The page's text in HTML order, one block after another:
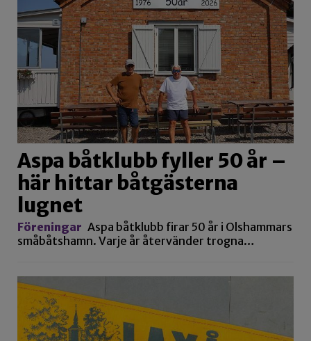
Aspa båtklubb fyller 50 år –
här hittar båtgästerna
lugnet
Föreningar Aspa båtklubb firar 50 år i Olshammars
småbåtshamn. Varje år återvänder trogna…